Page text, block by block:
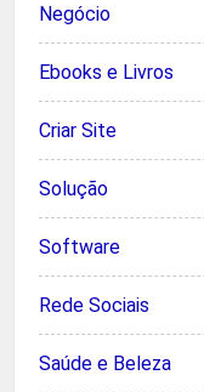
Negócio
Ebooks e Livros
Criar Site
Solução
Software
Rede Sociais
Saúde e Beleza